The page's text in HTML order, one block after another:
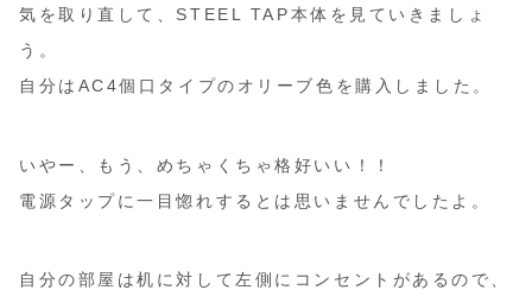
気を取り直して、STEEL TAP本体を見ていきましょ
う。
自分はAC4個口タイプのオリーブ色を購入しました。
いやー、もう、めちゃくちゃ格好いい！！
電源タップに一目惚れするとは思いませんでしたよ。
自分の部屋は机に対して左側にコンセントがあるので、